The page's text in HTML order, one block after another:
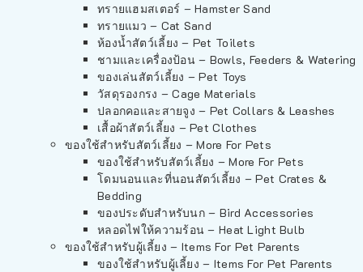
ทรายแฮมสเตอร์ – Hamster Sand
ทรายแมว – Cat Sand
ห้องน้ำสัตว์เลี้ยง – Pet Toilets
ชามและเครื่องป้อน – Bowls, Feeders & Watering
ของเล่นสัตว์เลี้ยง – Pet Toys
วัสดุรองกรง – Cage Materials
ปลอกคอและสายจูง – Pet Collars & Leashes
เสื้อผ้าสัตว์เลี้ยง – Pet Clothes
ของใช้สำหรับสัตว์เลี้ยง – More For Pets
ของใช้สำหรับสัตว์เลี้ยง – More For Pets
โดมนอนและที่นอนสัตว์เลี้ยง – Pet Crates &
Bedding
ของประดับสำหรับนก – Bird Accessories
หลอดไฟให้ความร้อน – Heat Light Bulb
ของใช้สำหรับผู้เลี้ยง – Items For Pet Parents
ของใช้สำหรับผู้เลี้ยง – Items For Pet Parents